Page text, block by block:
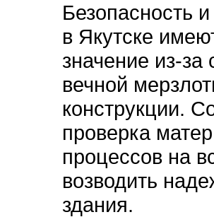
Безопасность
в Якутске
значение из-за
вечной
конструкции.
проверка
процессов на
возводить
здания.